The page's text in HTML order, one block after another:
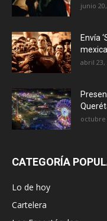
junio
Envía
abril 23,
octubre
CATEGORÍA
Lo de hoy
Cartelera